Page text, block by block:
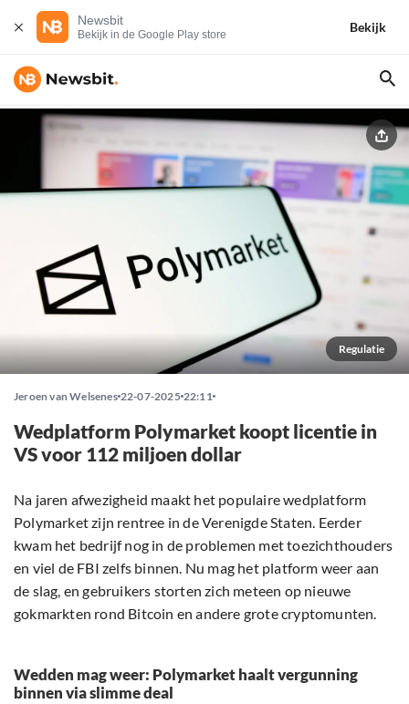
Newsbit
Bekijk in de Google Play store
Bekijk
Regulatie
Jeroen van Welsenes 22-07-2025 22:11
Wedplatform Polymarket koopt licentie in
VS voor 112 miljoen dollar
Na jaren afwezigheid maakt het populaire wedplatform
Polymarket zijn rentree in de Verenigde Staten. Eerder
kwam het bedrijf nog in de problemen met toezichthouders
en viel de FBI zelfs binnen. Nu mag het platform weer aan
de slag, en gebruikers storten zich meteen op nieuwe
gokmarkten rond Bitcoin en andere grote cryptomunten.
Wedden mag weer: Polymarket haalt vergunning
binnen via slimme deal